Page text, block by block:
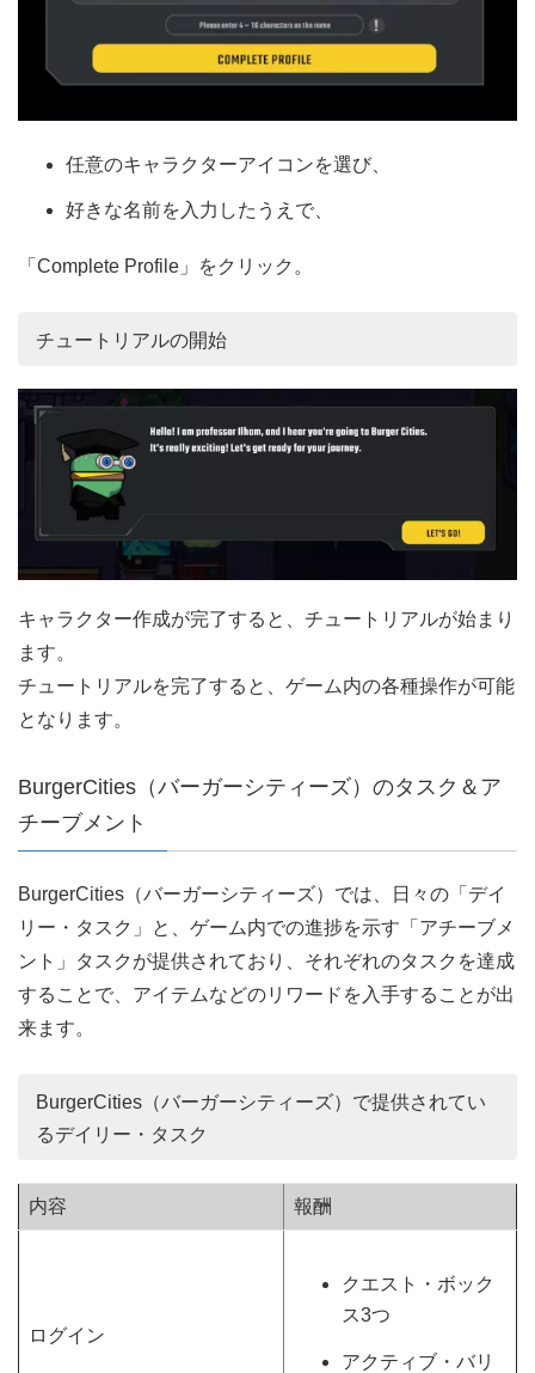
任意のキャラクターアイコンを選び、
好きな名前を入力したうえで、
「Complete Profile」をクリック。
チュートリアルの開始
キャラクター作成が完了すると、チュートリアルが始まり
ます。
チュートリアルを完了すると、ゲーム内の各種操作が可能
となります。
BurgerCities（バーガーシティーズ）のタスク＆ア
チーブメント
BurgerCities（バーガーシティーズ）では、日々の「デイ
リー・タスク」と、ゲーム内での進捗を示す「アチーブメ
ント」タスクが提供されており、それぞれのタスクを達成
することで、アイテムなどのリワードを入手することが出
来ます。
BurgerCities（バーガーシティーズ）で提供されてい
るデイリー・タスク
内容 報酬
ログイン
クエスト・ボック
ス3つ
アクティブ・バリ